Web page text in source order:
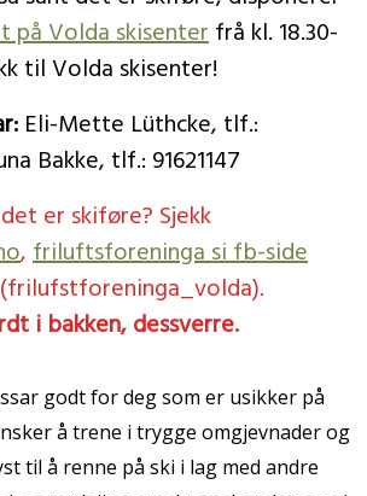
på Volda skisenterfrå kl. 18.30-
til Volda skisenter!
Eli-Mette Lüthcke, tlf.:
Bakke, tlf.: 91621147
er skiføre? Sjekk
,friluftsforeninga si fb-side
i bakken, dessverre.
godt for deg som er usikker på
å trene i trygge omgjevnader og
til å renne på ski i lag med andre